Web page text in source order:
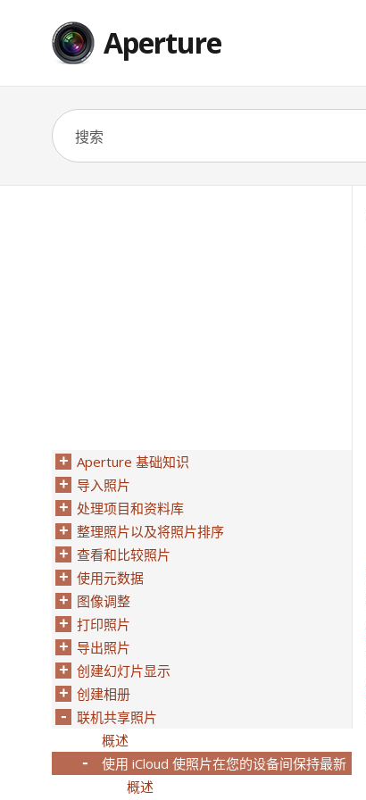
Aperture
Aperture 基础知识
导入照片
处理项目和资料库
整理照片以及将照片排序
查看和比较照片
使用元数据
图像调整
打印照片
导出照片
创建幻灯片显示
创建相册
联机共享照片
概述
使用 iCloud 使照片在您的设备间保持最新
概述